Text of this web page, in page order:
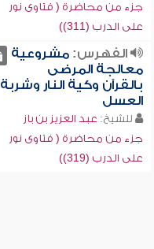
جزء من محاضرة ( فتاوى نور
على الدرب (311))
الفهرس:مشروعية
معالجة المرضى
بالقرآن وكية النار وشربة
العسل
للشيخ: عبد العزيز بن باز
جزء من محاضرة ( فتاوى نور
على الدرب (319))